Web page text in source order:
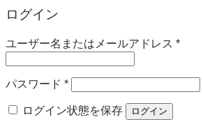
ログイン
ユーザー名またはメールアドレス *必
パスワード *必
ログイン状態を保存
ログイン